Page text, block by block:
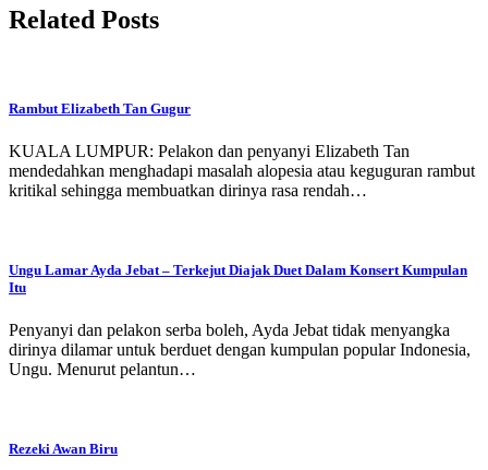
Related Posts
Rambut Elizabeth Tan Gugur
KUALA LUMPUR: Pelakon dan penyanyi Elizabeth Tan
mendedahkan menghadapi masalah alopesia atau keguguran rambut
kritikal sehingga membuatkan dirinya rasa rendah…
Ungu Lamar Ayda Jebat – Terkejut Diajak Duet Dalam Konsert Kumpulan
Itu
Penyanyi dan pelakon serba boleh, Ayda Jebat tidak menyangka
dirinya dilamar untuk berduet dengan kumpulan popular Indonesia,
Ungu. Menurut pelantun…
Rezeki Awan Biru